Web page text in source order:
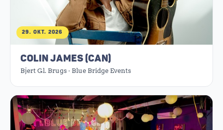
29. OKT. 2026
COLIN JAMES (CAN)
Bjert Gl. Brugs · Blue Bridge Events